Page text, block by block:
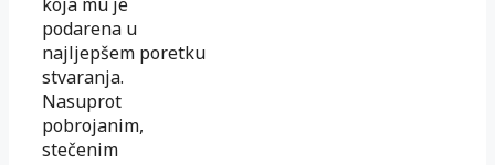
podarena u
najljepšem poretku
stvaranja.
Nasuprot
pobrojanim,
stečenim